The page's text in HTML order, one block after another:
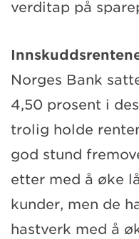
verditap på
Norges Bank
4,50 prosent i
trolig holde
god stund
etter med å øke
kunder, men de
hastverk med å